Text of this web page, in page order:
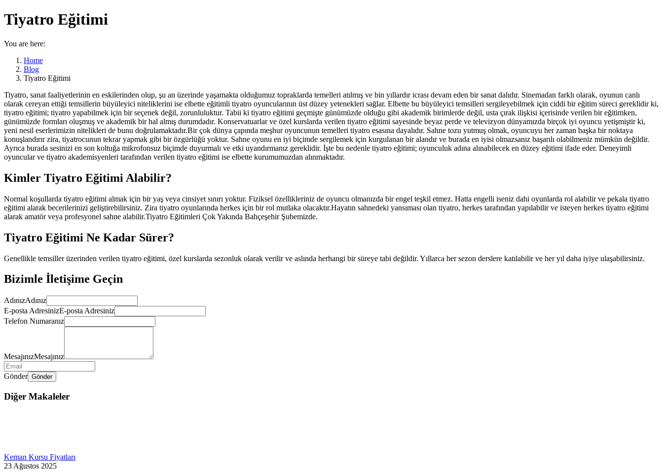
Tiyatro Eğitimi
You are here:
Home
Blog
Tiyatro Eğitimi
Tiyatro, sanat faaliyetlerinin en eskilerinden olup, şu an üzerinde yaşamakta olduğumuz topraklarda temelleri atılmış ve bin yıllardır icrası devam eden bir sanat dalıdır. Sinemadan farklı olarak, oyunun canlı
olarak cereyan ettiği temsillerin büyüleyici niteliklerini ise elbette eğitimli tiyatro oyuncularının üst düzey yetenekleri sağlar. Elbette bu büyüleyici temsilleri sergileyebilmek için ciddi bir eğitim süreci gereklidir ki,
tiyatro eğitimi; tiyatro yapabilmek için bir seçenek değil, zorunluluktur. Tabii ki tiyatro eğitimi geçmişte günümüzde olduğu gibi akademik birimlerde değil, usta çırak ilişkisi içerisinde verilen bir eğitimken,
günümüzde formları oluşmuş ve akademik bir hal almış durumdadır. Konservatuarlar ve özel kurslarda verilen tiyatro eğitimi sayesinde beyaz perde ve televizyon dünyamızda birçok iyi oyuncu yetişmiştir ki,
yeni nesil eserlerimizin nitelikleri de bunu doğrulamaktadır.Bir çok dünya çapında meşhur oyuncunun temelleri tiyatro esasına dayalıdır. Sahne tozu yutmuş olmak, oyuncuyu her zaman başka bir noktaya
konuşlandırır zira, tiyatrocunun tekrar yapmak gibi bir özgürlüğü yoktur. Sahne oyunu en iyi biçimde sergilemek için kurgulanan bir alandır ve burada en iyisi olmazsanız başarılı olabilmeniz mümkün değildir.
Ayrıca burada sesinizi en son koltuğa mikrofonsuz biçimde duyurmalı ve etki uyandırmanız gereklidir. İşte bu nedenle tiyatro eğitimi; oyunculuk adına alınabilecek en düzey eğitimi ifade eder. Deneyimli
oyuncular ve tiyatro akademisyenleri tarafından verilen tiyatro eğitimi ise elbette kurumumuzdan alınmaktadır.
Kimler Tiyatro Eğitimi Alabilir?
Normal koşullarda tiyatro eğitimi almak için bir yaş veya cinsiyet sınırı yoktur. Fiziksel özellikleriniz de oyuncu olmanızda bir engel teşkil etmez. Hatta engelli iseniz dahi oyunlarda rol alabilir ve pekala tiyatro
eğitimi alarak becerilerinizi geliştirebilirsiniz. Zira tiyatro oyunlarında herkes için bir rol mutlaka olacaktır.Hayatın sahnedeki yansıması olan tiyatro, herkes tarafından yapılabilir ve isteyen herkes tiyatro eğitimi
alarak amatör veya profesyonel sahne alabilir.Tiyatro Eğitimleri Çok Yakında Bahçeşehir Şubemizde.
Tiyatro Eğitimi Ne Kadar Sürer?
Genellikle temsiller üzerinden verilen tiyatro eğitimi, özel kurslarda sezonluk olarak verilir ve aslında herhangi bir süreye tabi değildir. Yıllarca her sezon derslere katılabilir ve her yıl daha iyiye ulaşabilirsiniz.
Bizimle İletişime Geçin
AdınızAdınız
E-posta AdresinizE-posta Adresiniz
Telefon Numaranız
MesajınızMesajınız
Gönder Gönder
Diğer Makaleler
Keman Kursu Fiyatları
23 Ağustos 2025